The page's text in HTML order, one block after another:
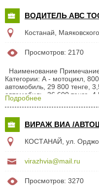
ОБСЛУЖИВАНИЕ
ОЦЕНКА ДВИЖИМОГО И
ПРЕДОСТАВЛЕНИЕ
РЕАЛИЗАЦИЯ
ВОДИТЕЛЬ АВС
Костанай,
Просмотров: 2170
Наименование
Категории: А - мотоцикл,
автомобиль, 29 800 тенге,
автомобиль, 36 600 тенге,
Медкомиссия по месту
не имеющих навыков
подготовка к экзаменам
Изучение правил дорожного
мопеда. Вождение на
Подробнее
ВИРАЖ ВИА /
КОСТАНАЙ, ул.
virazhvia@mail.ru
Просмотров: 3270